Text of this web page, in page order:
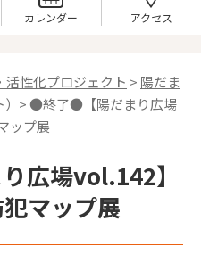
カレンダー アクセス
活性化プロジェクト > 陽だま
> ●終了●【陽だまり広場
ップ展
広場vol.142】
マップ展